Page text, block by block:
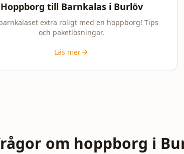
Hoppborg till Barnkalas i Burlöv
extra roligt med en hoppborg! Tips
och paketlösningar.
Läs mer
om hoppborg i